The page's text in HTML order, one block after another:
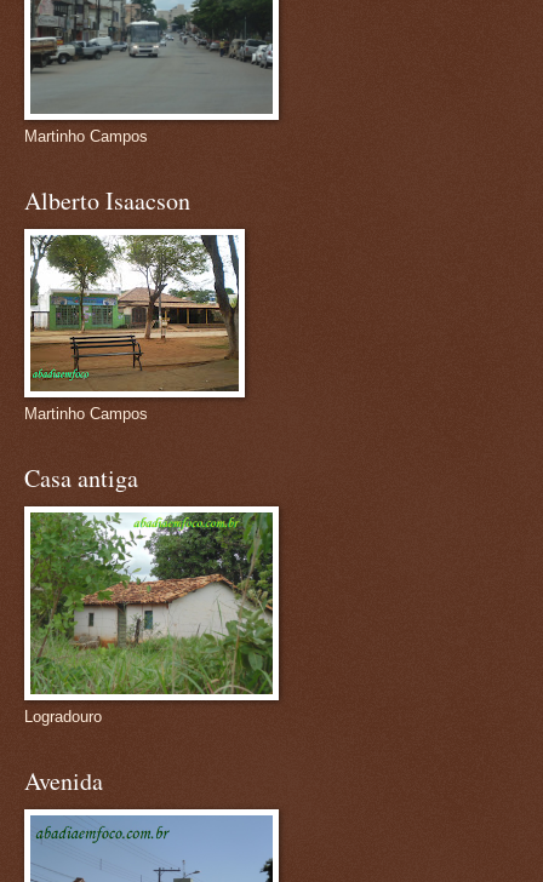
Martinho Campos
Alberto Isaacson
Martinho Campos
Casa antiga
Logradouro
Avenida